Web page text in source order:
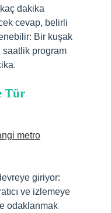
dakika
cevap, belirli
Bir kuşak
saatlik program
Tür
metro
giriyor:
ve izlemeye
odaklanmak